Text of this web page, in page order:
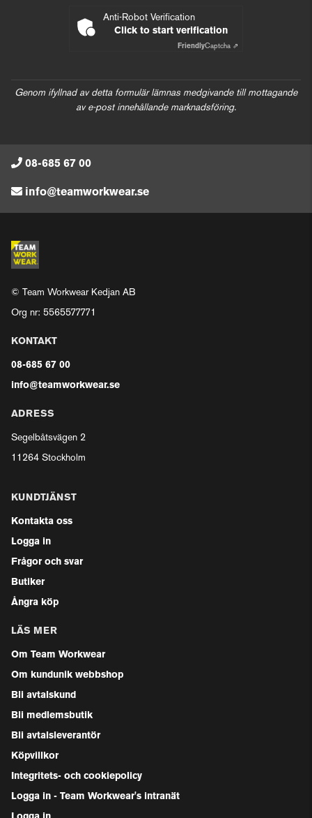
Anti-Robot Verification
Click to start verification
FriendlyCaptcha ⇗
Genom ifyllnad av detta formulär lämnas medgivande till mottagande
av e-post innehållande marknadsföring.
08-685 67 00
info@teamworkwear.se
© Team Workwear Kedjan AB
Org nr: 5565577771
KONTAKT
08-685 67 00
info@teamworkwear.se
ADRESS
Segelbåtsvägen 2
11264 Stockholm
KUNDTJÄNST
Kontakta oss
Logga in
Frågor och svar
Butiker
Ångra köp
LÄS MER
Om Team Workwear
Om kundunik webbshop
Bli avtalskund
Bli medlemsbutik
Bli avtalsleverantör
Köpvillkor
Integritets- och cookiepolicy
Logga in - Team Workwear's intranät